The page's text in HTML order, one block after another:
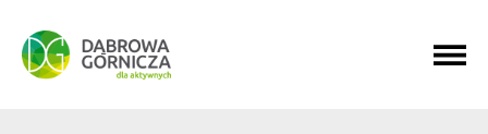
PRZEJDŹ DO MENU GŁÓWNEGO
PRZEJDŹ DO WYSZUKIWARKI
PRZEJDŹ DO TREŚCI